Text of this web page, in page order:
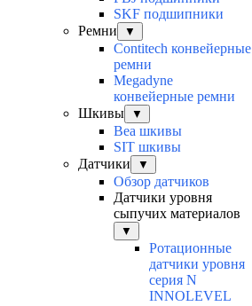
SKF подшипники
Ремни
▼
Contitech конвейерные
ремни
Megadyne
конвейерные ремни
Шкивы
▼
Bea шкивы
SIT шкивы
Датчики
▼
Обзор датчиков
Датчики уровня
сыпучих материалов
▼
Ротационные
датчики уровня
серия N
INNOLEVEL